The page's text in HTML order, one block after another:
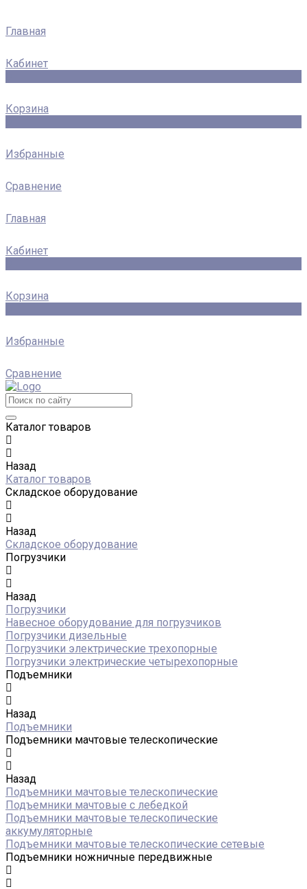
Главная
Кабинет
Корзина
Избранные
Сравнение
Главная
Кабинет
Корзина
Избранные
Сравнение
Каталог товаров
Назад
Каталог товаров
Складское оборудование
Назад
Складское оборудование
Погрузчики
Назад
Погрузчики
Навесное оборудование для погрузчиков
Погрузчики дизельные
Погрузчики электрические трехопорные
Погрузчики электрические четырехопорные
Подъемники
Назад
Подъемники
Подъемники мачтовые телескопические
Назад
Подъемники мачтовые телескопические
Подъемники мачтовые с лебедкой
Подъемники мачтовые телескопические
аккумуляторные
Подъемники мачтовые телескопические сетевые
Подъемники ножничные передвижные